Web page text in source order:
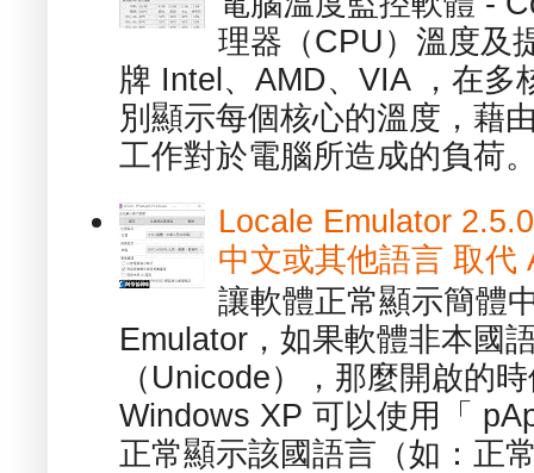
理器（CPU）溫度及
牌 Intel、AMD、VIA ，在多
別顯示每個核心的溫度，藉
工作對於電腦所造成的負荷
Locale Emulator
中文或其他語言 取代
讓軟體正常顯示簡體
Emulator，如果軟體非本國
（Unicode），那麼開啟的
Windows XP 可以使用「
正常顯示該國語言（如：正